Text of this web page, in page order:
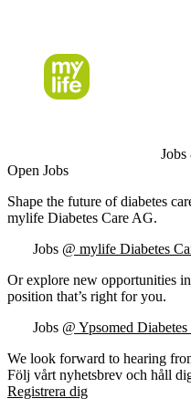
Jobs
Open Jobs
Shape the future of diabetes
mylife Diabetes Care AG.
Jobs @ mylife Diabetes
Or explore new opportunities
position that’s right for you.
Jobs @ Ypsomed
We look forward to hearing
Följ vårt nyhetsbrev och håll
Registrera dig